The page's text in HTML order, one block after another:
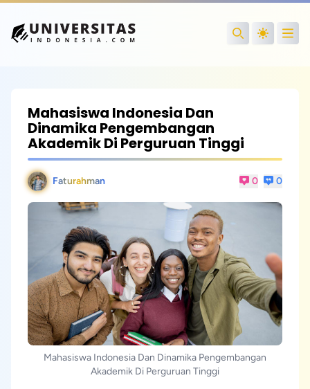
Search
Mahasiswa Indonesia Dan
Dinamika Pengembangan
Akademik Di Perguruan Tinggi
Faturahman 0 0
Mahasiswa Indonesia Dan Dinamika Pengembangan
Akademik Di Perguruan Tinggi